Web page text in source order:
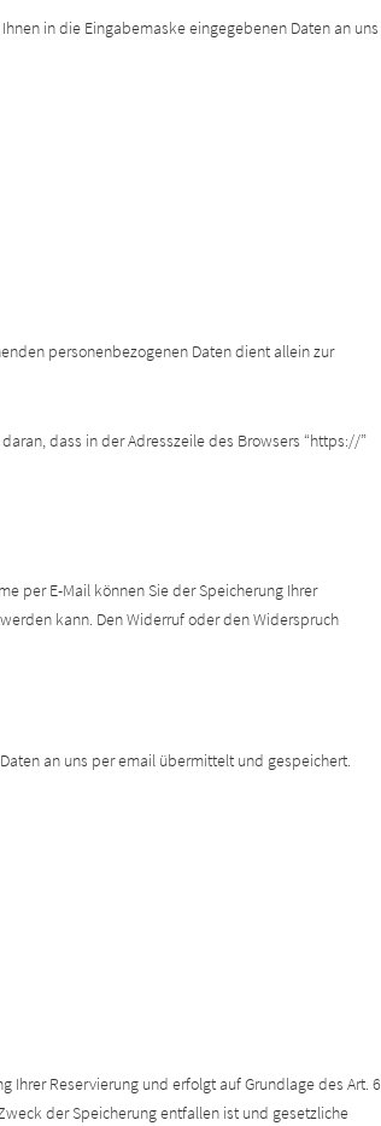
in die Eingabemaske eingegebenen Daten an uns
personenbezogenen Daten dient allein zur
dass in der Adresszeile des Browsers “https://”
per E-Mail können Sie der Speicherung Ihrer
kann. Den Widerruf oder den Widerspruch
an uns per email übermittelt und gespeichert.
Ihrer Reservierung und erfolgt auf Grundlage des Art. 6
der Speicherung entfallen ist und gesetzliche